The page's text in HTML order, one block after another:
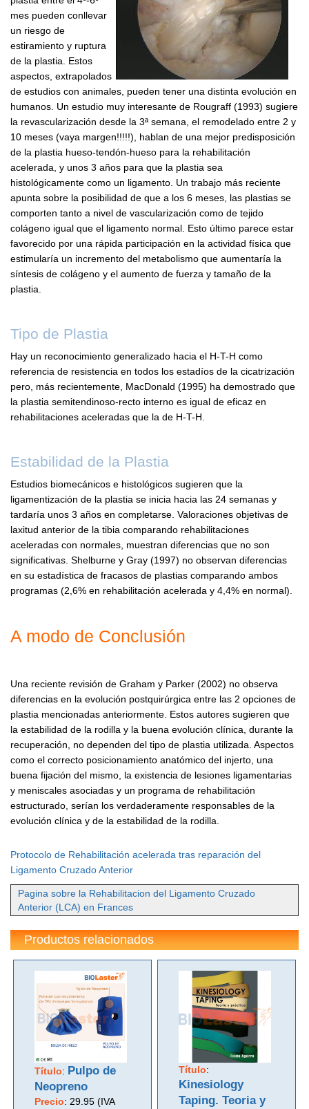
mes pueden conllevar
un riesgo de
estiramiento y ruptura
de la plastia. Estos
aspectos, extrapolados
de estudios con animales, pueden tener una distinta evolución en
humanos. Un estudio muy interesante de Rougraff (1993) sugiere
la revascularización desde la 3ª semana, el remodelado entre 2 y
10 meses (vaya margen!!!!!), hablan de una mejor predisposición
de la plastia hueso-tendón-hueso para la rehabilitación
acelerada, y unos 3 años para que la plastia sea
histológicamente como un ligamento. Un trabajo más reciente
apunta sobre la posibilidad de que a los 6 meses, las plastias se
comporten tanto a nivel de vascularización como de tejido
colágeno igual que el ligamento normal. Esto último parece estar
favorecido por una rápida participación en la actividad física que
estimularía un incremento del metabolismo que aumentaría la
síntesis de colágeno y el aumento de fuerza y tamaño de la
plastia.
Tipo de Plastia
Hay un reconocimiento generalizado hacia el H-T-H como
referencia de resistencia en todos los estadíos de la cicatrización
pero, más recientemente, MacDonald (1995) ha demostrado que
la plastia semitendinoso-recto interno es igual de eficaz en
rehabilitaciones aceleradas que la de H-T-H.
Estabilidad de la Plastia
Estudios biomecánicos e histológicos sugieren que la
ligamentización de la plastia se inicia hacia las 24 semanas y
tardaría unos 3 años en completarse. Valoraciones objetivas de
laxitud anterior de la tibia comparando rehabilitaciones
aceleradas con normales, muestran diferencias que no son
significativas. Shelburne y Gray (1997) no observan diferencias
en su estadística de fracasos de plastias comparando ambos
programas (2,6% en rehabilitación acelerada y 4,4% en normal).
A modo de Conclusión
Una reciente revisión de Graham y Parker (2002) no observa
diferencias en la evolución postquirúrgica entre las 2 opciones de
plastia mencionadas anteriormente. Estos autores sugieren que
la estabilidad de la rodilla y la buena evolución clínica, durante la
recuperación, no dependen del tipo de plastia utilizada. Aspectos
como el correcto posicionamiento anatómico del injerto, una
buena fijación del mismo, la existencia de lesiones ligamentarias
y meniscales asociadas y un programa de rehabilitación
estructurado, serían los verdaderamente responsables de la
evolución clínica y de la estabilidad de la rodilla.
Protocolo de Rehabilitación acelerada tras reparación del
Ligamento Cruzado Anterior
Pagina sobre la Rehabilitacion del Ligamento Cruzado
Anterior (LCA) en Frances
Productos relacionados
Título: Pulpo de
Neopreno
Precio:29.95 (IVA
Título:
Kinesiology
Taping. Teoria y